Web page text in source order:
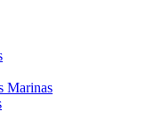
Marinas